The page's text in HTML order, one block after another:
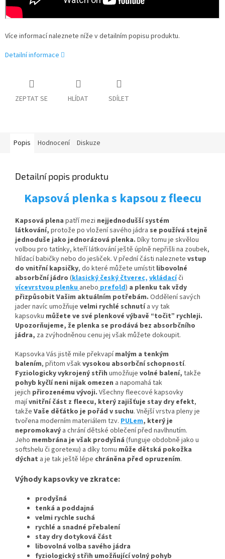
Více informací naleznete níže v detailním popisu produktu.
Detailní informace
ZEPTAT SE HLÍDAT SDÍLET
Popis Hodnocení Diskuze
Detailní popis produktu
Kapsová plenka s kapsou z fleecu
Kapsová plena patří mezi nejjednodušší systém
látkování, protože po vložení savého jádra se používá stejně
jednoduše jako jednorázová plenka. Díky tomu je skvělou
volbou pro tatínky, kteří látkování ještě úplně nepřišli na zoubek,
hlídací babičky nebo do jesliček. V přední části naleznete vstup
do vnitřní kapsičky, do které můžete umístit libovolné
absorbčníjádro (klasický český čtverec, vkládacíči
vícevrstvou plenkuaneboprefold) a plenku tak vždy
přizpůsobit Vašim aktuálním potřebám. Oddělení savých
jader navíc umožňuje velmi rychlé schnutía vy tak
kapsovku můžete ve své plenkové výbavě “točit” rychleji.
Upozorňujeme, že plenka se prodává bez absorbčního
jádra, za zvýhodněnou cenu jej však můžete dokoupit.
Kapsovka Vás jistě mile překvapímalým a tenkým
balením, přitom všakvysokou absorbční schopností.
Fyziologicky vykrojený střih umožňuje volné balení, takže
pohyb kyčlí neni nijak omezen a napomahá tak
jejich přirozenému vývoji. Všechny fleecové kapsovky
majívnitřní část z fleecu, který zajišťuje stay dry efekt,
takže Vaše děťátko je pořád v suchu. Vnější vrstva pleny je
tvořena moderním materiálem tzv. PULem, který je
nepromokavý a chrání dětské oblečení před navlhnutím.
Jeho membrána je však prodyšná (funguje obdobně jako u
softshelu či goretexu) a díky tomu může dětská pokožka
dýchat a je tak ještě lépe chráněna před opruzením.
Výhody kapsovky ve zkratce:
prodyšná
tenká a poddajná
velmi rychle suchá
rychlé a snadné přebalení
stay dry dotyková část
libovolná volba savého jádra
fyziologický střih umožňující volný pohyb